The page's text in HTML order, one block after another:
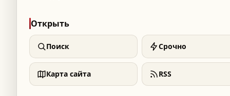
Открыть
Поиск Срочно
Карта сайта RSS